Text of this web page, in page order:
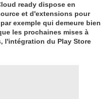
ready dispose en
et d'extensions pour
exemple qui demeure bien
les prochaines mises à
l'intégration du Play Store